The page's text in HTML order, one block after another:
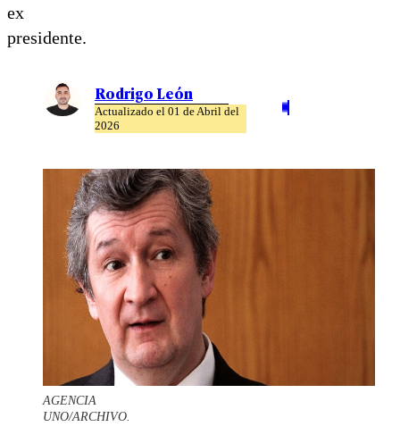
ex
presidente.
Rodrigo León
Actualizado el 01 de Abril del
2026
AGENCIA
UNO/ARCHIVO.